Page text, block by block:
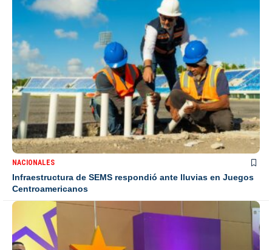
NACIONALES
Infraestructura de SEMS respondió ante lluvias en Juegos
Centroamericanos